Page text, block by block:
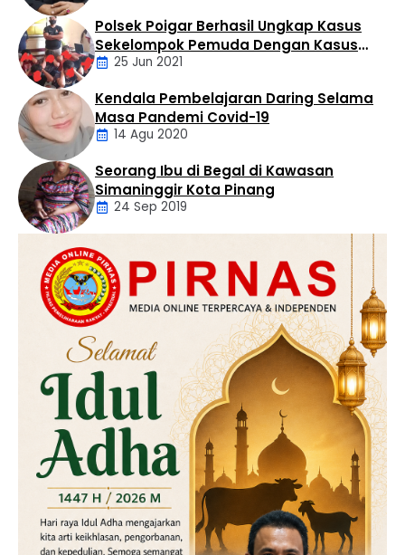
Artikel
Daerah
Polsek Poigar Berhasil Ungkap Kasus
Sekelompok Pemuda Dengan Kasus
Pencabulan
25 Jun 2021
Artikel
Kendala Pembelajaran Daring Selama
Masa Pandemi Covid-19
14 Agu 2020
Daerah
Hukum
Kriminal
Labusel
Seorang Ibu di Begal di Kawasan
Simaninggir Kota Pinang
24 Sep 2019